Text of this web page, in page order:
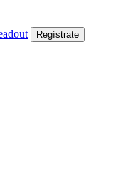
Regístrate